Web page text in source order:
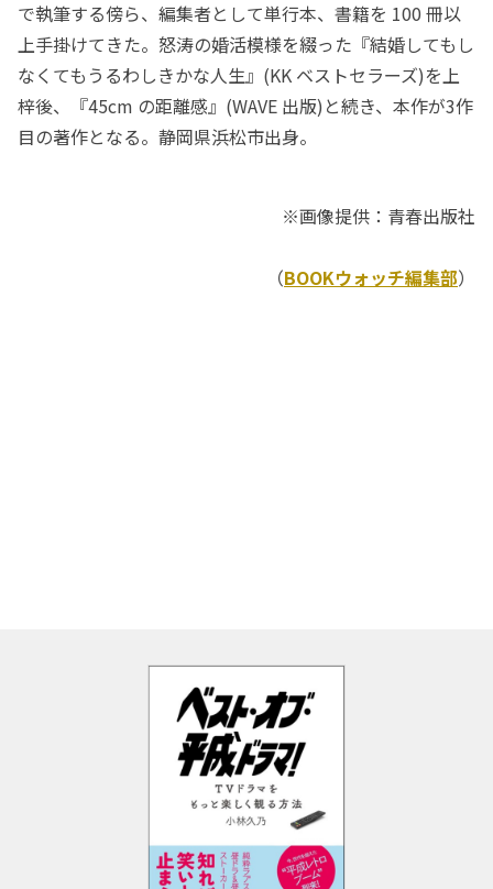
で執筆する傍ら、編集者として単行本、書籍を 100 冊以
上手掛けてきた。怒涛の婚活模様を綴った『結婚してもし
なくてもうるわしきかな人生』(KK ベストセラーズ)を上
梓後、『45cm の距離感』(WAVE 出版)と続き、本作が3作
目の著作となる。静岡県浜松市出身。
※画像提供：青春出版社
（BOOKウォッチ編集部）